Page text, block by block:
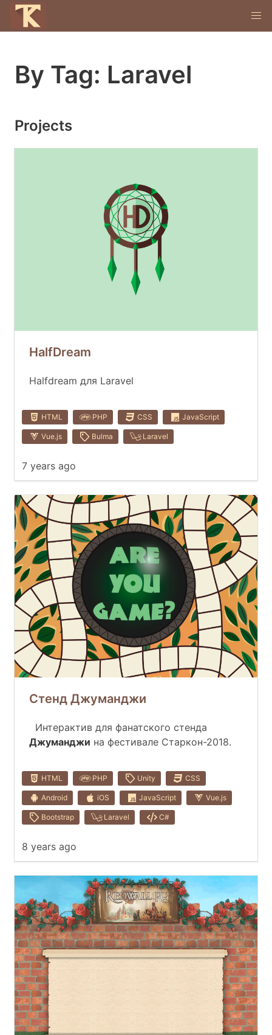
By Tag: Laravel
Projects
HalfDream
Halfdream для Laravel
HTML PHP CSS JavaScript
Vue.js Bulma Laravel
7 years ago
Стенд Джуманджи
Интерактив для фанатского стенда
Джуманджи на фестивале Старкон-2018.
HTML PHP Unity CSS
Android iOS JavaScript Vue.js
Bootstrap Laravel C#
8 years ago